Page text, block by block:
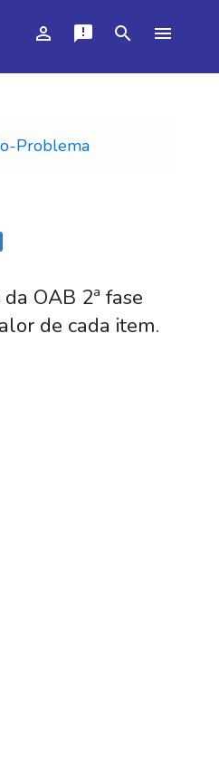
person_outline announcement search menu
Problema
OAB 2ª fase
de cada item.